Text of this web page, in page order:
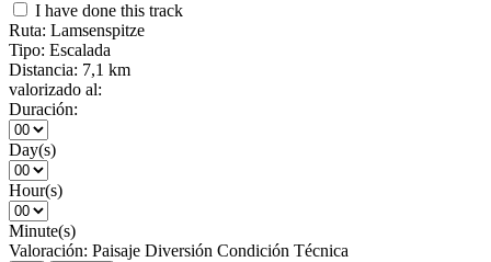
I have done this track
Ruta: Lamsenspitze
Tipo: Escalada
Distancia: 7,1 km
valorizado al:
Duración:
Day(s)
Hour(s)
Minute(s)
Valoración: Paisaje Diversión Condición Técnica